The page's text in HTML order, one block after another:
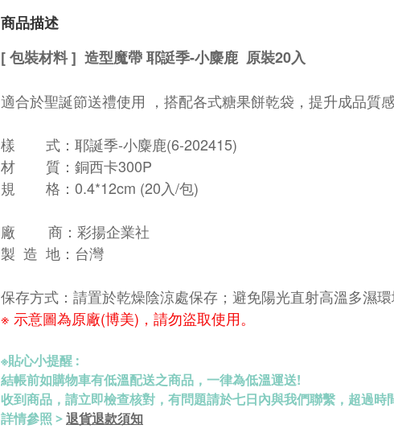
商品描述
[ 包裝材料 ] 造型魔帶 耶誔季-小麋鹿 原裝20入
適合於聖誕節送禮使用 ，搭配各式糖果餅乾袋，提升成品質
樣 式：耶誕季-小麋鹿(6-202415)
材 質：銅西卡300P
規 格：0.4*12cm (20入/包)
廠 商：彩揚企業社
製 造 地：台灣
保存方式：請置於乾燥陰涼處保存；避免陽光直射高溫多濕環
※ 示意圖為原廠(博美)，請勿盜取使用。
※貼心小提醒 :
結帳前如購物車有低溫配送之商品，一律為低溫運送!
收到商品，請立即檢查核對，有問題請於七日內與我們聯繫，超過時
詳情參照 >退貨退款須知